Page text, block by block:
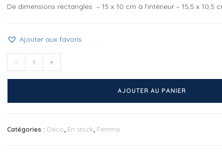
De dimensions rectangles – 15 x 10 cm à l’intérieur – 15,5 x 10,5
Ajouter aux favoris
quantité
de
two
- +
AJOUTER AU PANIER
Catégories : Déco, En stock, Femme